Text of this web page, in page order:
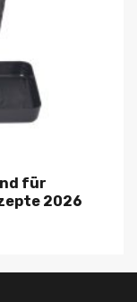
für
2026